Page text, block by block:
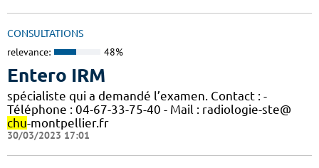
CONSULTATIONS
relevance: 48%
Entero IRM
spécialiste qui a demandé l’examen. Contact : -
Téléphone : 04-67-33-75-40 - Mail : radiologie-ste@
chu-montpellier.fr
30/03/2023 17:01